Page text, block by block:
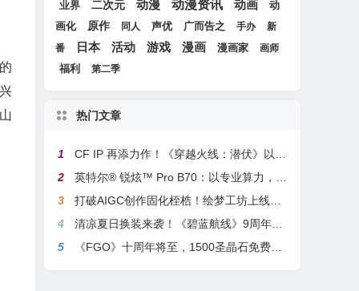
业界 二次元 动漫 动漫资讯 动画
动
画化
原作 同人 声优 广而告之 手办
新
番
日本 活动 游戏 漫画 漫画家 画师
福利 第二季
热门文章
1
CF IP 再添力作！《穿越火线：潜伏》以3A叙事重塑战术潜行玩法
2
英特尔® 锐炫™ Pro B70：以专业算力，解锁本地化AI部署与生产力新基准
3
打破AIGC创作固化桎梏！绘梦工坊上线绘梦画布dreamo赋能全场景自由创作
4
清凉夏日换装来袭！《碧蓝航线》9周年庆典活动第二弹今日正式上线
5
《FGO》十周年将至，1500圣晶石免费福利，新老玩家均可解锁